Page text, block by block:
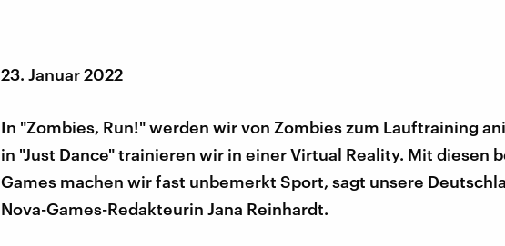
23. Januar 2022
In "Zombies, Run!" werden wir von Zombies zum Lauftraining
in "Just Dance" trainieren wir in einer Virtual Reality. Mit diesen
Games machen wir fast unbemerkt Sport, sagt unsere
Nova-Games-Redakteurin Jana Reinhardt.